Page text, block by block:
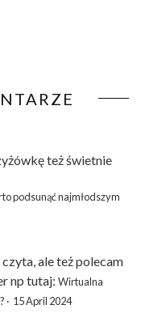
też świetnie
podsunąć najmłodszym
ale też polecam
np tutaj: Wirtualna
· 15 April 2024